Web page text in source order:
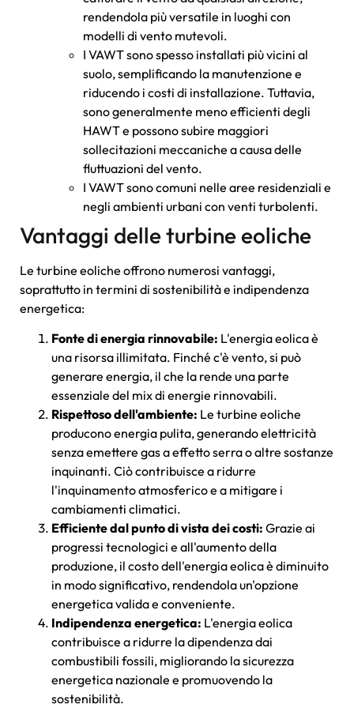
rendendola più versatile in luoghi con
modelli di vento mutevoli.
I VAWT sono spesso installati più vicini al
suolo, semplificando la manutenzione e
riducendo i costi di installazione. Tuttavia,
sono generalmente meno efficienti degli
HAWT e possono subire maggiori
sollecitazioni meccaniche a causa delle
fluttuazioni del vento.
I VAWT sono comuni nelle aree residenziali e
negli ambienti urbani con venti turbolenti.
Vantaggi delle turbine eoliche
Le turbine eoliche offrono numerosi vantaggi,
soprattutto in termini di sostenibilità e indipendenza
energetica:
Fonte di energia rinnovabile: L'energia eolica è
una risorsa illimitata. Finché c'è vento, si può
generare energia, il che la rende una parte
essenziale del mix di energie rinnovabili.
Rispettoso dell'ambiente: Le turbine eoliche
producono energia pulita, generando elettricità
senza emettere gas a effetto serra o altre sostanze
inquinanti. Ciò contribuisce a ridurre
l'inquinamento atmosferico e a mitigare i
cambiamenti climatici.
Efficiente dal punto di vista dei costi: Grazie ai
progressi tecnologici e all'aumento della
produzione, il costo dell'energia eolica è diminuito
in modo significativo, rendendola un'opzione
energetica valida e conveniente.
Indipendenza energetica: L'energia eolica
contribuisce a ridurre la dipendenza dai
combustibili fossili, migliorando la sicurezza
energetica nazionale e promuovendo la
sostenibilità.